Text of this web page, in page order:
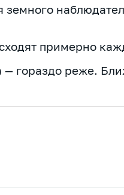
земного
примерно
— гораздо реже.